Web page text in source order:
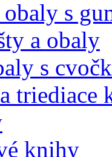
obaly s
a obaly
s
triediace
knihy